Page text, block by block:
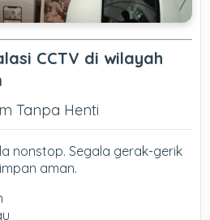
CCTV di wilayah
Tanpa Henti
nonstop. Segala gerak-gerik
aman.